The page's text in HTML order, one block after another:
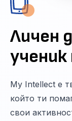
Личен
My Intellect е
който ти
свои